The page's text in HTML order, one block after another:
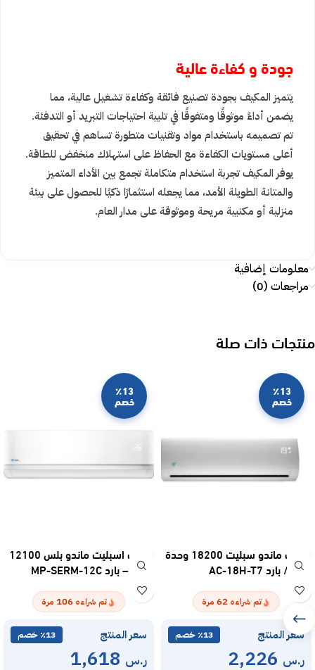
جودة و كفاءة عالية
يتميز المكيف بجودة تصنيع فائقة وكفاءة تشغيل عالية، مما
يضمن أداءً موثوقًا ومتفوقًا في تلبية احتياجات التبريد أو التدفئة.
تم تصميمه باستخدام مواد وتقنيات متطورة تساهم في تحقيق
أعلى مستويات الكفاءة مع الحفاظ على استهلاك منخفض للطاقة.
يوفر المكيف تجربة استخدام متكاملة تجمع بين الأداء المتميز
والمتانة الطويلة الأمد، مما يجعله استثمارًا ذكيًا للحصول على بيئة
منزلية أو مكتبية مريحة وموثوقة على مدار العام.
معلومات إضافية
مراجعات (0)
منتجات ذات صلة
٪13
خصم
مكيف ماندو سبليت 18200 وحدة
– حار / بارد AC-18H-T7
تم شراءه 62 مرة
سعر المنتج ٪13 خصم
ر.س
٪13
خصم
مكيف اسبليت ماندو بلس 12100
وحدة – بارد MP-SERM-12C
تم شراءه 106 مرة
سعر المنتج ٪13 خصم
ر.س